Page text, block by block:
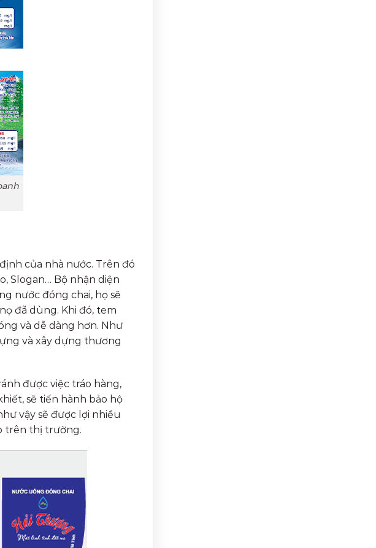
của nhà nước. Trên đó
Slogan… Bộ nhận diện
nước đóng chai, họ sẽ
đã dùng. Khi đó, tem
và dễ dàng hơn. Như
và xây dựng thương
được việc tráo hàng,
sẽ tiến hành bảo hộ
vậy sẽ được lợi nhiều
trên thị trường.